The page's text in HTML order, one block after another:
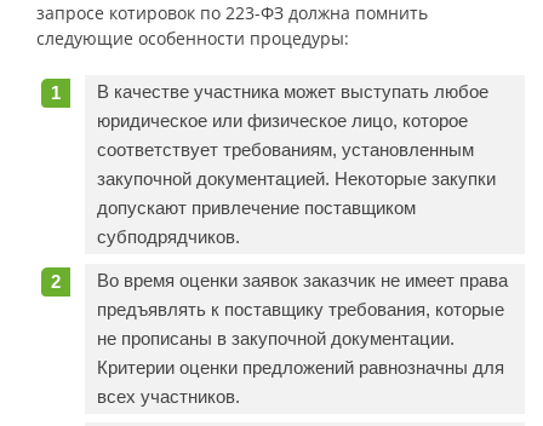
запросе котировок по 223-ФЗ должна помнить
следующие особенности процедуры:
В качестве участника может выступать любое
юридическое или физическое лицо, которое
соответствует требованиям, установленным
закупочной документацией. Некоторые закупки
допускают привлечение поставщиком
субподрядчиков.
Во время оценки заявок заказчик не имеет права
предъявлять к поставщику требования, которые
не прописаны в закупочной документации.
Критерии оценки предложений равнозначны для
всех участников.